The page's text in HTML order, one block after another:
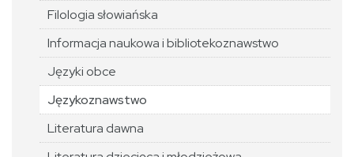
Filologia słowiańska
Informacja naukowa i bibliotekoznawstwo
Języki obce
Językoznawstwo
Literatura dawna